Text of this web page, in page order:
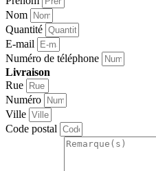
Nom
Quantité
E-mail
Numéro de téléphone
Livraison
Rue
Numéro
Ville
Code postal